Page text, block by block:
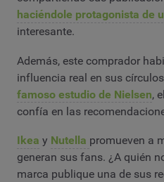
haciéndole protagonista de
interesante.
Además, este comprador
influencia real en sus
famoso estudio de Nielsen,
confía en las
Ikea y Nutella promueven a
generan sus fans. ¿A quién
marca publique una de sus